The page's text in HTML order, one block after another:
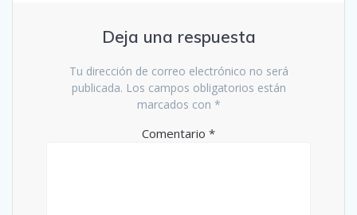
Deja una respuesta
Tu dirección de correo electrónico no será
publicada. Los campos obligatorios están
marcados con *
Comentario *